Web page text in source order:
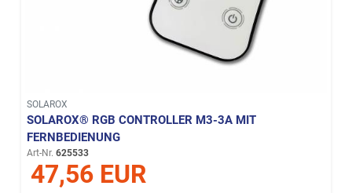
SOLAROX
SOLAROX® RGB CONTROLLER M3-3A MIT
FERNBEDIENUNG
Art-Nr. 625533
47,56 EUR